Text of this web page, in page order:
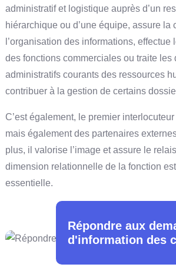
administratif et logistique auprès d’un
hiérarchique ou d’une équipe, assure la
l’organisation des informations,
des fonctions commerciales ou traite les
administratifs courants des ressources
contribuer à la gestion de certains
C’est également, le premier
mais également des partenaires
plus, il valorise l’image et assure le
dimension relationnelle de la fonction
essentielle.
Répondre aux
d'information des